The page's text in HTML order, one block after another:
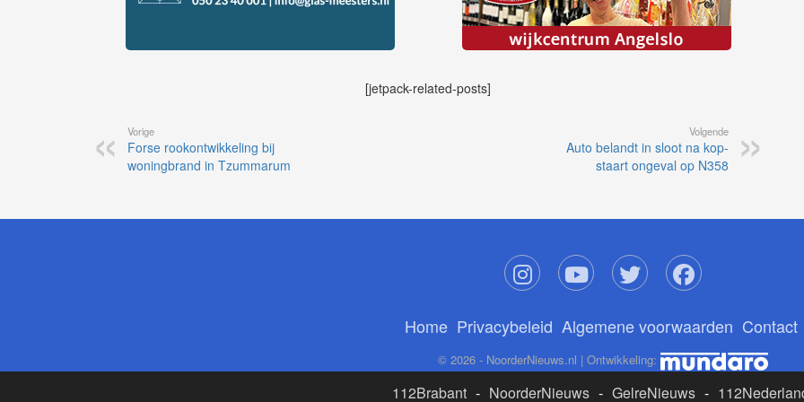
[jetpack-related-posts]
Vorige
Forse rookontwikkeling bij
woningbrand in Tzummarum
Volgende
Auto belandt in sloot na kop-
staart ongeval op N358
Home Privacybeleid Algemene voorwaarden Contact
© 2026 - NoorderNieuws.nl | Ontwikkeling:
112Brabant - NoorderNieuws - GelreNieuws -